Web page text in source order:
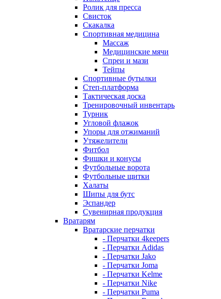
Ролик для пресса
Свисток
Скакалка
Спортивная медицина
Массаж
Медицинские мячи
Спреи и мази
Тейпы
Спортивные бутылки
Степ-платформа
Тактическая доска
Тренировочный инвентарь
Турник
Угловой флажок
Упоры для отжиманий
Утяжелители
Фитбол
Фишки и конусы
Футбольные ворота
Футбольные щитки
Халаты
Шипы для бутс
Эспандер
Сувенирная продукция
Вратарям
Вратарские перчатки
- Перчатки 4keepers
- Перчатки Adidas
- Перчатки Jako
- Перчатки Joma
- Перчатки Kelme
- Перчатки Nike
- Перчатки Puma